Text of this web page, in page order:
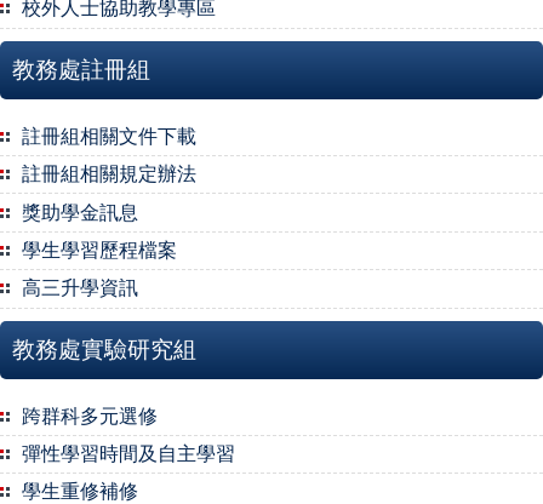
校外人士協助教學專區
教務處註冊組
註冊組相關文件下載
註冊組相關規定辦法
獎助學金訊息
學生學習歷程檔案
高三升學資訊
教務處實驗研究組
跨群科多元選修
彈性學習時間及自主學習
學生重修補修